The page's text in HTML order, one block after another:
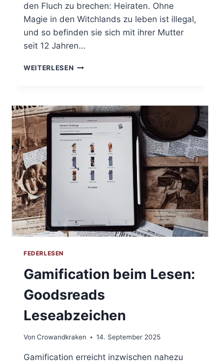
den Fluch zu brechen: Heiraten. Ohne
Magie in den Witchlands zu leben ist illegal,
und so befinden sie sich mit ihrer Mutter
seit 12 Jahren…
WEITERLESEN POTIONS
REGNERISCHE
HERBSTTAGE
FEDERLESEN
Gamification beim Lesen:
Goodsreads
Leseabzeichen
Von Crowandkraken 14. September 2025
Gamification erreicht inzwischen nahezu